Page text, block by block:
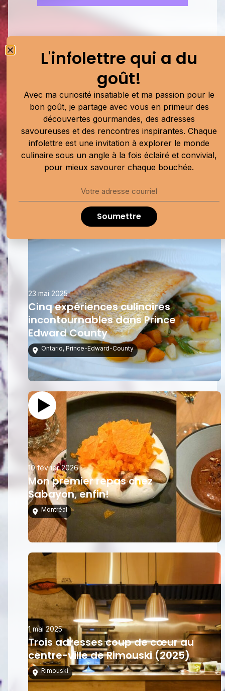
Publicité
Mes découvertes similaires
23 mai 2025
Cinq expériences culinaires
incontournables dans Prince
Edward County
Ontario, Prince-Edward-County
10 février 2026
Mon premier repas chez
Sabayon, enfin!
Montréal
1 mai 2025
Trois adresses coup de cœur au
centre-ville de Rimouski (2025)
Rimouski
L'infolettre qui a du
goût!
Avec ma curiosité insatiable et ma passion pour le
bon goût, je partage avec vous en primeur des
découvertes gourmandes, des adresses
savoureuses et des rencontres inspirantes. Chaque
infolettre est une invitation à explorer le monde
culinaire sous un angle à la fois éclairé et convivial,
pour mieux savourer chaque bouchée.
Soumettre